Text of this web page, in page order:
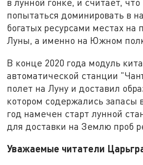
попытаться доминировать в
богатых ресурсами местах на
Луны, а именно на Южном
В конце 2020 года модуль
автоматической станции
полет на Луну и доставил
котором содержались запасы
год намечен старт лунной
для доставки на Землю проб
Уважаемые читатели